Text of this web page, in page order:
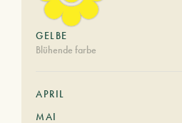
GELBE
Blühende farbe
APRIL
MAI